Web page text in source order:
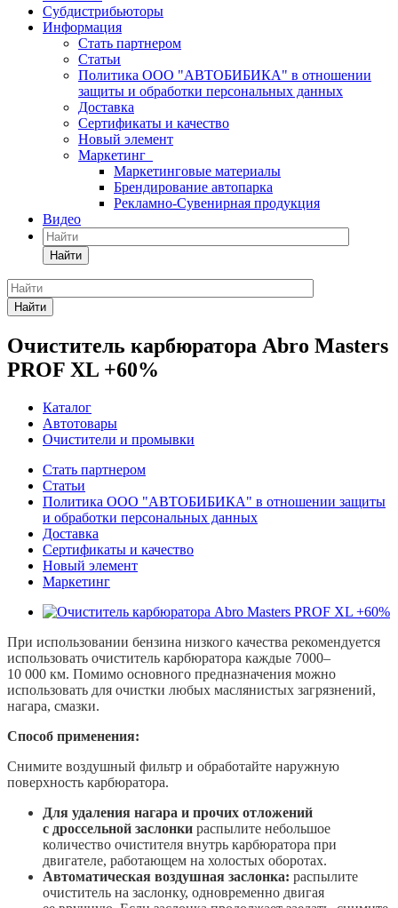
Субдистрибьюторы
Информация
Стать партнером
Статьи
Политика ООО "АВТОБИБИКА" в отношении
защиты и обработки персональных данных
Доставка
Сертификаты и качество
Новый элемент
Маркетинг
Маркетинговые материалы
Брендирование автопарка
Рекламно-Сувенирная продукция
Видео
Найти
Найти
Очиститель карбюратора Abro Masters
PROF XL +60%
Каталог
Автотовары
Очистители и промывки
Стать партнером
Статьи
Политика ООО "АВТОБИБИКА" в отношении защиты
и обработки персональных данных
Доставка
Сертификаты и качество
Новый элемент
Маркетинг
При использовании бензина низкого качества рекомендуется
использовать очиститель карбюратора каждые 7000–
10 000 км. Помимо основного предназначения можно
использовать для очистки любых маслянистых загрязнений,
нагара, смазки.
Способ применения:
Снимите воздушный фильтр и обработайте наружную
поверхность карбюратора.
Для удаления нагара и прочих отложений
с дроссельной заслонки распылите небольшое
количество очистителя внутрь карбюратора при
двигателе, работающем на холостых оборотах.
Автоматическая воздушная заслонка: распылите
очиститель на заслонку, одновременно двигая